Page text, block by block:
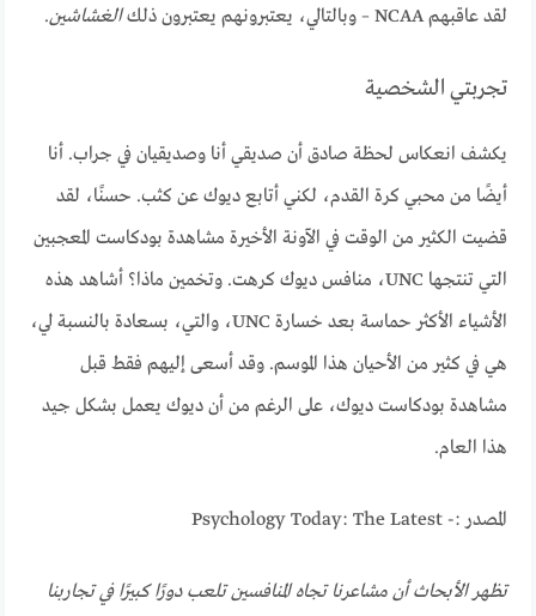
لقد عاقبهم NCAA – وبالتالي، يعتبرونهم يعتبرون ذلك
الغشاشين.
تجربتي الشخصية
يكشف انعكاس لحظة صادق أن صديقي أنا وصديقيان في جراب. أنا
أيضًا من محبي كرة القدم، لكني أتابع ديوك عن كثب. حسنًا، لقد
قضيت الكثير من الوقت في الآونة الأخيرة مشاهدة بودكاست المعجبين
التي تنتجها UNC، منافس ديوك كرهت. وتخمين ماذا؟ أشاهد هذه
الأشياء الأكثر حماسة بعد خسارة UNC، والتي، بسعادة بالنسبة لي،
هي في كثير من الأحيان هذا الموسم. وقد أسعى إليهم فقط قبل
مشاهدة بودكاست ديوك، على الرغم من أن ديوك يعمل بشكل جيد
هذا العام.
المصدر :- Psychology Today: The Latest
تظهر الأبحاث أن مشاعرنا تجاه المنافسين تلعب دورًا كبيرًا في تجاربنا